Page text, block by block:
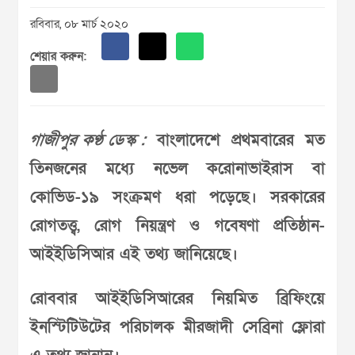
রবিবার, ০৮ মার্চ ২০২০
শেয়ার করুন:
গাজীপুর কণ্ঠ ডেস্ক :বাংলাদেশে প্রথমবারের মত
তিনজনের মধ্যে নভেল করোনাভাইরাস বা
কোভিড-১৯ সংক্রমণ ধরা পড়েছে। সরকারের
রোগতত্ত্ব, রোগ নিয়ন্ত্রণ ও গবেষণা প্রতিষ্ঠান-
আইইডিসিআর এই তথ্য জানিয়েছে।
রোববার আইইডিসিআরের নিয়মিত ব্রিফিংয়ে
ইনস্টিটিউটের পরিচালক মীরজাদী সেব্রিনা ফ্লোরা